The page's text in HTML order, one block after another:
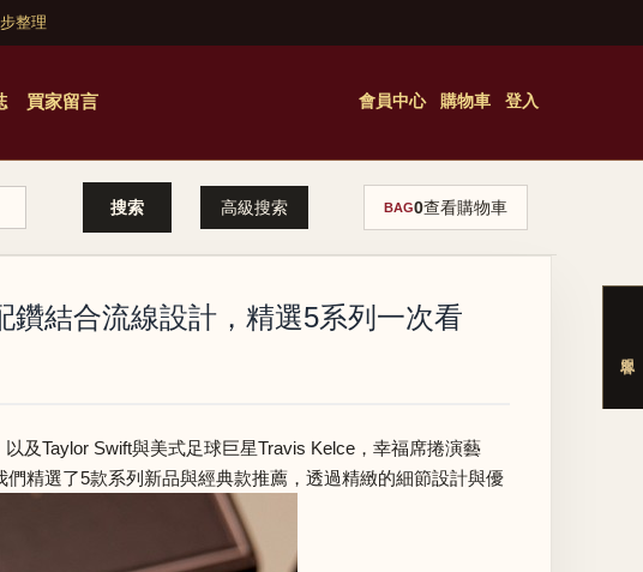
整理
買家留言 會員中心 購物車 登入
高級搜索 BAG0查看購物車
結合流線設計，精選5系列一次看
及Taylor Swift與美式足球巨星Travis Kelce，幸福席捲演藝
精選了5款系列新品與經典款推薦，透過精緻的細節設計與優